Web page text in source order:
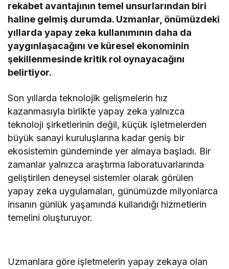
rekabet avantajının temel unsurlarından biri
haline gelmiş durumda. Uzmanlar, önümüzdeki
yıllarda yapay zeka kullanımının daha da
yaygınlaşacağını ve küresel ekonominin
şekillenmesinde kritik rol oynayacağını
belirtiyor.
Son yıllarda teknolojik gelişmelerin hız
kazanmasıyla birlikte yapay zeka yalnızca
teknoloji şirketlerinin değil, küçük işletmelerden
büyük sanayi kuruluşlarına kadar geniş bir
ekosistemin gündeminde yer almaya başladı. Bir
zamanlar yalnızca araştırma laboratuvarlarında
geliştirilen deneysel sistemler olarak görülen
yapay zeka uygulamaları, günümüzde milyonlarca
insanın günlük yaşamında kullandığı hizmetlerin
temelini oluşturuyor.
Uzmanlara göre işletmelerin yapay zekaya olan